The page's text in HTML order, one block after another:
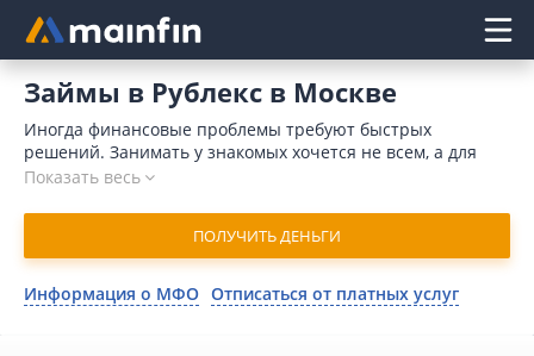
Главное меню
Займы в Рублекс в Москве
Иногда финансовые проблемы требуют быстрых
решений. Занимать у знакомых хочется не всем, а для
обращения в банк требуется время и значительный
послужить плохая кредитная история. Отличным
выходом является микрозайм в Рублекс онлайн в Москве.
В 2026 году для отправки заявки понадобится немного
времени. Компания присылает одобрение в течение 10
минут и переводит деньги на карточный счет
Показать весь
ПОЛУЧИТЬ ДЕНЬГИ
Информация о МФО Отписаться от платных услуг